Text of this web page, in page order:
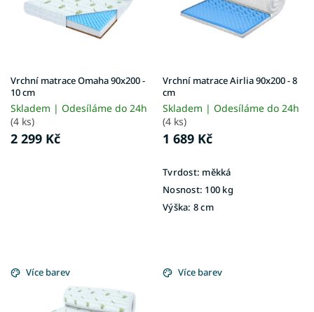
u
k
t
ů
Vrchní matrace Omaha 90x200 -
10 cm
Skladem | Odesíláme do 24h
(4 ks)
2 299 Kč
Vrchní matrace Airlia 90x200 - 8
cm
Skladem | Odesíláme do 24h
(4 ks)
1 689 Kč
Tvrdost: měkká
Nosnost: 100 kg
Výška: 8 cm
Více barev Více barev